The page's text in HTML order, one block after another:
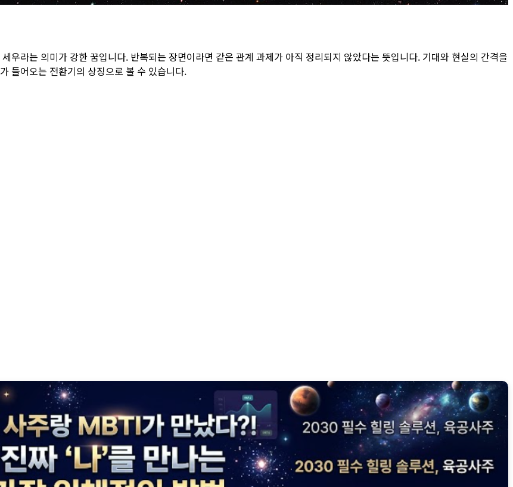
우라는 의미가 강한 꿈입니다. 반복되는 장면이라면 같은 관계 과제가 아직 정리되지 않았다는 뜻입니다. 기대와 현실의 간격을
들어오는 전환기의 상징으로 볼 수 있습니다.